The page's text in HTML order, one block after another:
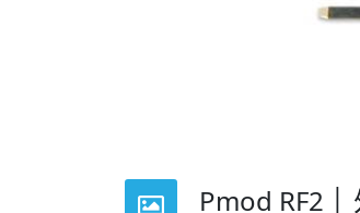
Pmod RF2 │